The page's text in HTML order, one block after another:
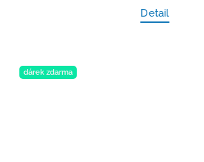
Detail
dárek zdarma